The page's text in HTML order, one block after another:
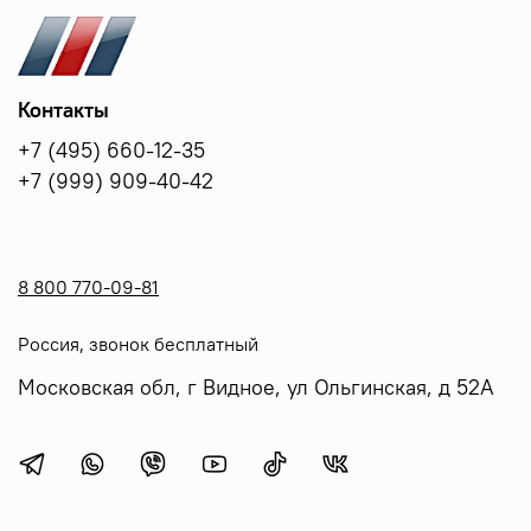
Контакты
+7 (495) 660-12-35
+7 (999) 909-40-42
8 800 770-09-81
Россия, звонок бесплатный
Московская обл, г Видное, ул Ольгинская, д 52А